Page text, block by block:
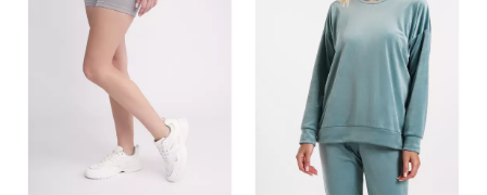
Топ на бретелях в рубчик
CAMI TOP RIB white
Бесшовный топ на тонких
бретелях CAMI TOP